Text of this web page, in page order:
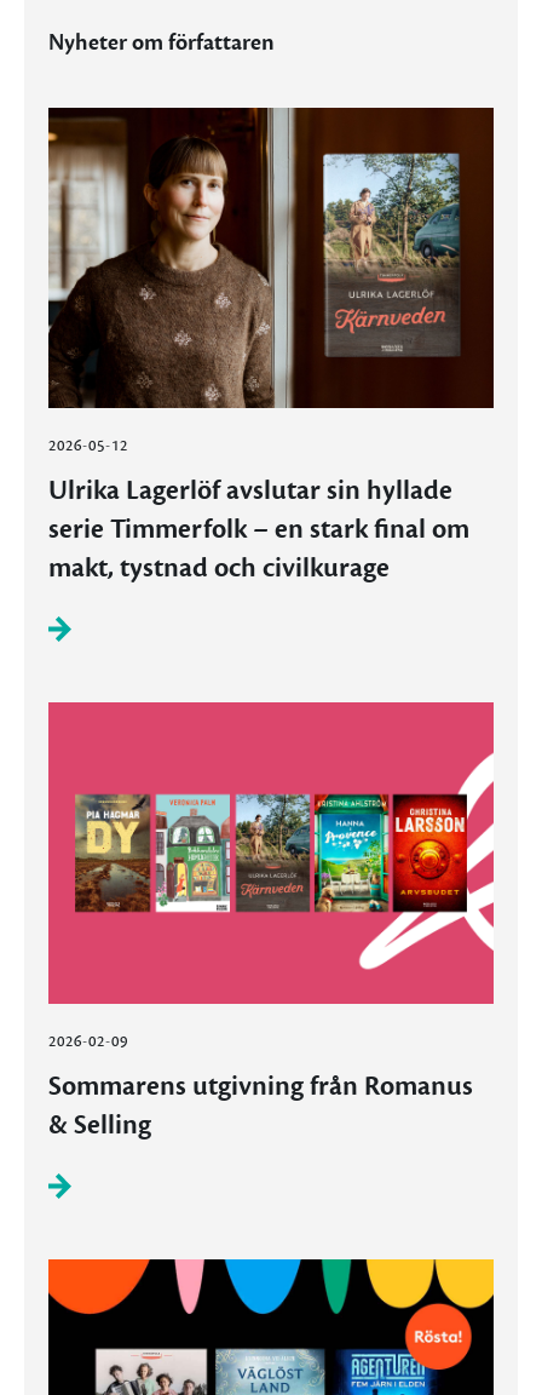
Nyheter om författaren
2026-05-12
Ulrika Lagerlöf avslutar sin hyllade
serie Timmerfolk – en stark final om
makt, tystnad och civilkurage
2026-02-09
Sommarens utgivning från Romanus
& Selling